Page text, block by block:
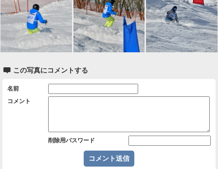
 この写真にコメントする
名前
コメント
削除用パスワード